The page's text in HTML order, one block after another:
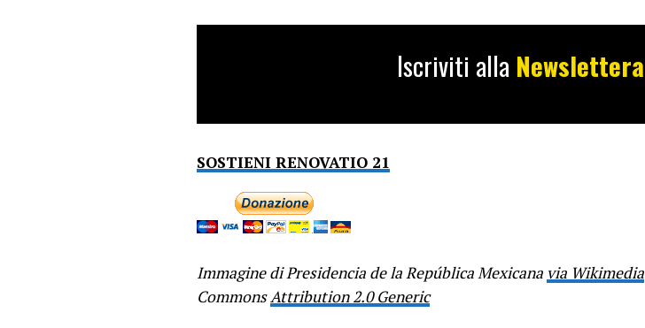
Iscriviti alla Newslettera
SOSTIENI RENOVATIO 21
Immagine di Presidencia de la República Mexicana via Wikimedia
CommonsAttribution 2.0 Generic